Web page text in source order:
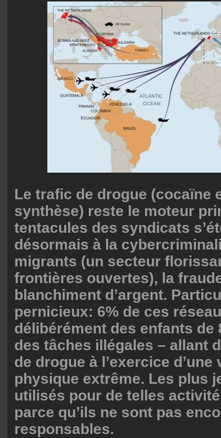
Le trafic de drogue (cocaïne
synthèse) reste le moteur
tentacules des syndicats
désormais à la
migrants (un secteur
frontières ouvertes), la
blanchiment d’argent.
pernicieux: 6% de ces
délibérément des enfants de
des tâches illégales – allant
de drogue à l’exercice d’une
physique extrême. Les plus
utilisés pour de telles
parce qu’ils ne sont pas
responsables.